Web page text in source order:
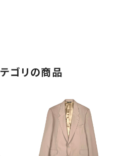
ゴリの商品